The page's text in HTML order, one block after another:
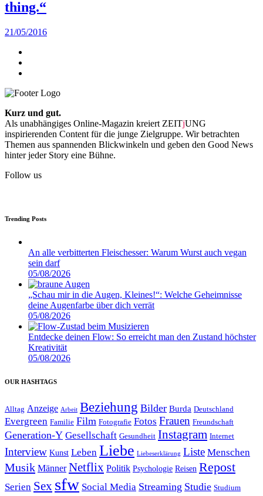
thing.“
21/05/2016
Kurz und gut.
Als unabhängiges Online-Magazin kreiert ZEITjUNG
inspirierenden Content für die junge Zielgruppe. Wir betrachten
Themen aus spannenden Blickwinkeln und geben den Good News
hinter jeder Story eine Bühne.
Follow us
Trending Posts
An alle verbitterten Fleischesser: Warum Wurst auch vegan
sein darf
05/08/2026
„Schau mir in die Augen, Kleines!“: Welche Geheimnisse
deine Augenfarbe über dich verrät
05/08/2026
Entdecke deinen Flow: So erreicht man den Zustand höchster
Kreativität
05/08/2026
OUR HASHTAGS
Alltag Anzeige Arbeit Beziehung Bilder Burda Deutschland
Evergreen Familie Film Fotografie Fotos Frauen Freundschaft
Generation-Y Gesellschaft Gesundheit Instagram Internet
Interview Kunst Leben Liebe Liebeserklärung Liste Menschen
Musik Männer Netflix Politik Psychologie Reisen Repost
Serien Sex sfw Social Media Streaming Studie Studium